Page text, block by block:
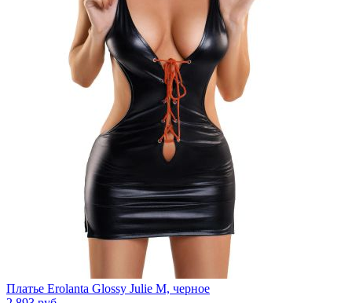
Платье Erolanta Glossy Julie M, черное